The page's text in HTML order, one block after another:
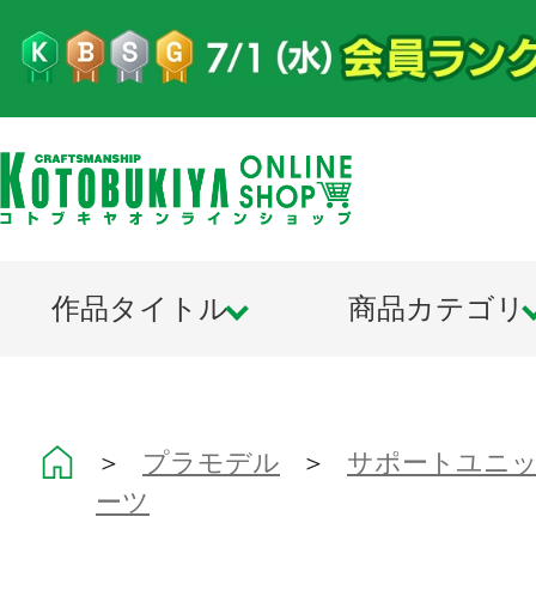
作品タイトル 商品カテゴリ
＞ プラモデル ＞ サポートユニ
ーツ